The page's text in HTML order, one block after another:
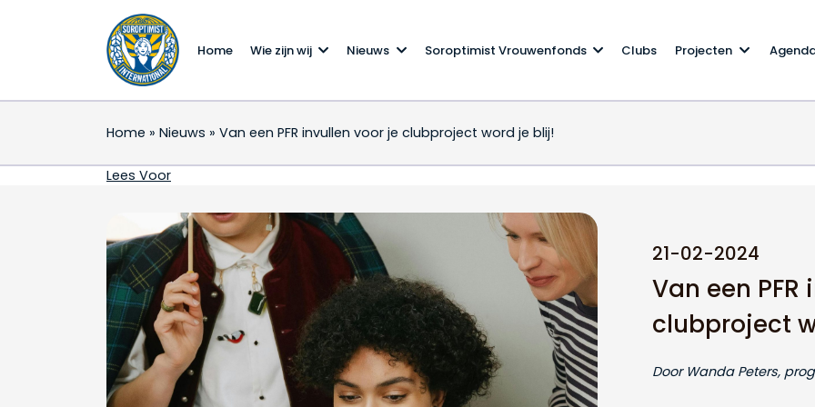
Home Wie zijn wij Nieuws Soroptimist Vrouwenfonds Clubs Projecten
Home » Nieuws » Van een PFR invullen voor je clubproject word je blij!
Van een PFR invullen voor je clubproject word
Lees Voor
21-02-2024
Van een
clubproject
Door Wanda Peters,